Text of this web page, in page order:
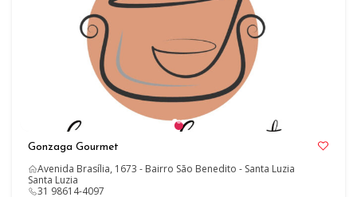
Gonzaga Gourmet
Avenida Brasília, 1673 - Bairro São Benedito - Santa Luzia
Santa Luzia
31 98614-4097